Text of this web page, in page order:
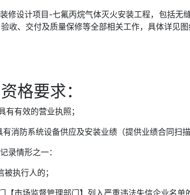
修设计项目-七氟丙烷气体灭火安装工程，包括
收、交付及质量保修等全部相关工作，具体详见图
格要求：
有有效的营业执照；
消防系统设备供应及安装业绩（提供业绩合同扫
录情形之一：
被执行人的；